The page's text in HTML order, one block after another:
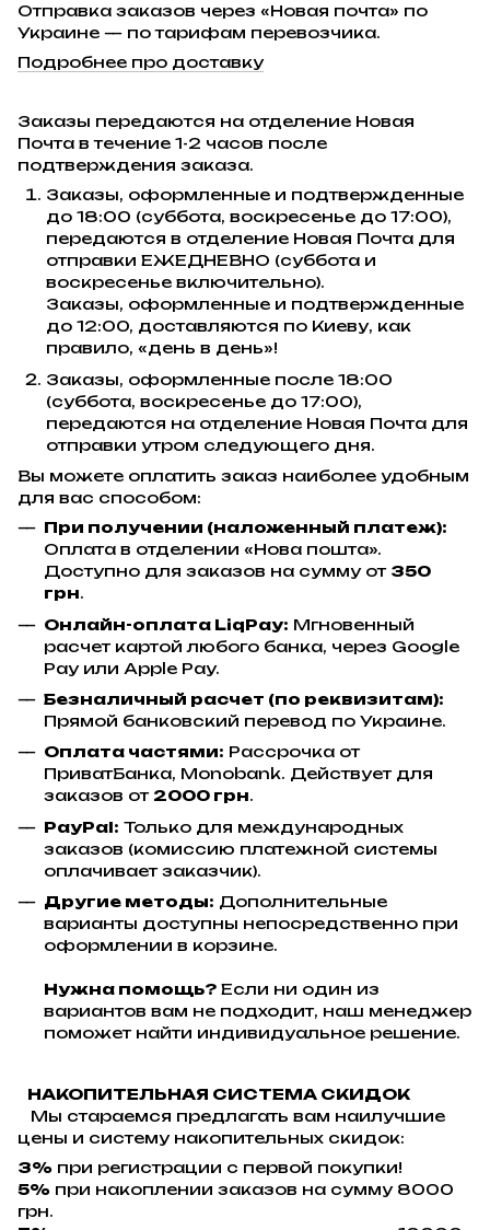
Отправка заказов через «Новая почта» по
Украине — по тарифам перевозчика.
Подробнее про доставку
Заказы передаются на отделение Новая
Почта в течение 1-2 часов после
подтверждения заказа.
Заказы, оформленные и подтвержденные
до 18:00 (суббота, воскресенье до 17:00),
передаются в отделение Новая Почта для
отправки ЕЖЕДНЕВНО (суббота и
воскресенье включительно).
Заказы, оформленные и подтвержденные
до 12:00, доставляются по Киеву, как
правило, «день в день»!
Заказы, оформленные после 18:00
(суббота, воскресенье до 17:00),
передаются на отделение Новая Почта для
отправки утром следующего дня.
Вы можете оплатить заказ наиболее удобным
для вас способом:
При получении (наложенный платеж):
Оплата в отделении «Нова пошта».
Доступно для заказов на сумму от 350
грн.
Онлайн-оплата LiqPay: Мгновенный
расчет картой любого банка, через Google
Pay или Apple Pay.
Безналичный расчет (по реквизитам):
Прямой банковский перевод по Украине.
Оплата частями: Рассрочка от
ПриватБанка, Monobank. Действует для
заказов от 2000 грн.
PayPal: Только для международных
заказов (комиссию платежной системы
оплачивает заказчик).
Другие методы: Дополнительные
варианты доступны непосредственно при
оформлении в корзине.
Нужна помощь? Если ни один из
вариантов вам не подходит, наш менеджер
поможет найти индивидуальное решение.
НАКОПИТЕЛЬНАЯ СИСТЕМА СКИДОК
Мы стараемся предлагать вам наилучшие
цены и систему накопительных скидок:
3% при регистрации с первой покупки!
5% при накоплении заказов на сумму 8000
грн.